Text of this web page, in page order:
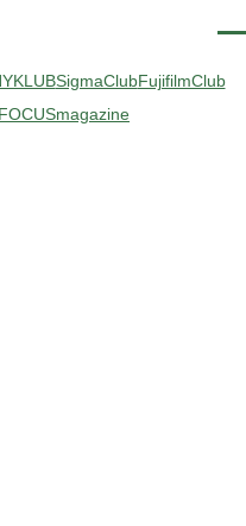
SigmaClubFujifilmClub
FOCUSmagazine